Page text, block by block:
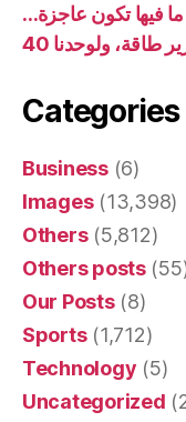
فيها تكون عاجزة…
Categories
Business(6)
Images(13,398)
Others(5,812)
Others posts
Our Posts(8)
Sports(1,712)
Technology (5)
Uncategorized